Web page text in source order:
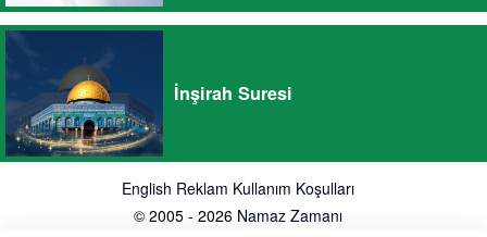
İnşirah Suresi
English Reklam Kullanım Koşulları
© 2005 - 2026 Namaz Zamanı